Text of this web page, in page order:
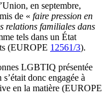
en septembre,
de « faire pression en
relations familiales dans
tels dans un État
(EUROPE 12561/3).
LGBTIQ présentée
donc engagée à
en la matière (EUROPE